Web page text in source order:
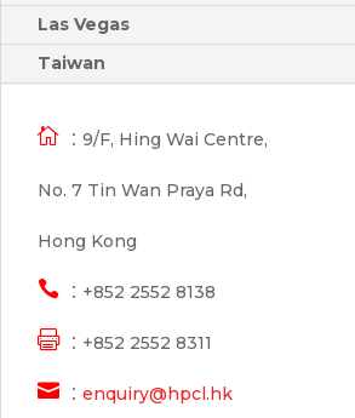
Las Vegas
Taiwan
 ：9/F, Hing Wai Centre,
No. 7 Tin Wan Praya Rd,
Hong Kong
 ：+852 2552 8138
 ：+852 2552 8311
 ： enquiry@hpcl.hk